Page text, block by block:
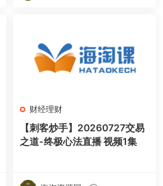
财经理财
【刺客炒手】20260727交易
之道-终极心法直播 视频1集